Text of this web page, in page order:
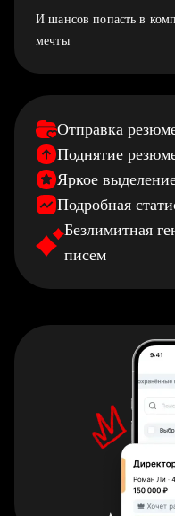
И шансов попасть в
мечты
Отправка
Поднятие
Яркое
Подробная
Безлимитная
писем